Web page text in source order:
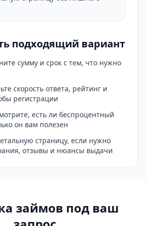
подходящий вариант
сумму и срок с тем, что нужно
скорость ответа, рейтинг и
регистрации
есть ли беспроцентный
он вам полезен
страницу, если нужно
отзывы и нюансы выдачи
займов под ваш